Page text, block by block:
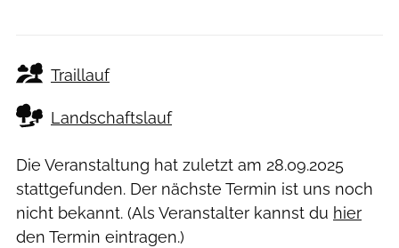
Traillauf
Landschaftslauf
Die Veranstaltung hat zuletzt am 28.09.2025
stattgefunden. Der nächste Termin ist uns noch
nicht bekannt. (Als Veranstalter kannst du hier
den Termin eintragen.)